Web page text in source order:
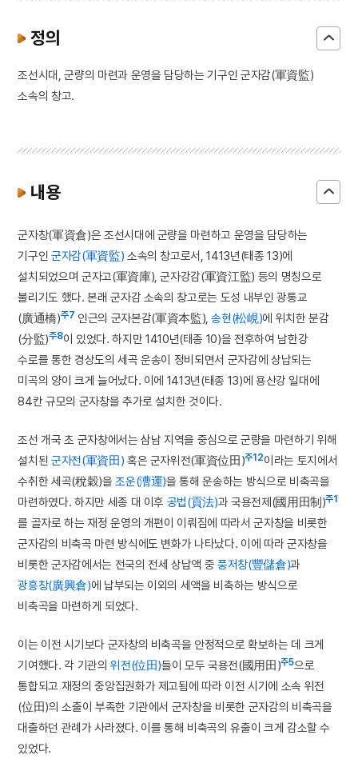
정의
조선시대, 군량의 마련과 운영을 담당하는 기구인 군자감(軍資監)
소속의 창고.
내용
군자창(軍資倉)은 조선시대에 군량을 마련하고 운영을 담당하는
기구인군자감(軍資監) 소속의 창고로서, 1413년(태종 13)에
설치되었으며 군자고(軍資庫), 군자강감(軍資江監) 등의 명칭으로
불리기도 했다. 본래 군자감 소속의 창고로는 도성 내부인 광통교
(廣通橋)주7 인근의 군자본감(軍資本監),송현(松峴)에 위치한 분감
(分監)주8이 있었다. 하지만 1410년(태종 10)을 전후하여 남한강
수로를 통한 경상도의 세곡 운송이 정비되면서 군자감에 상납되는
미곡의 양이 크게 늘어났다. 이에 1413년(태종 13)에 용산강 일대에
84칸 규모의 군자창을 추가로 설치한 것이다.
조선 개국 초 군자창에서는 삼남 지역을 중심으로 군량을 마련하기 위해
설치된군자전(軍資田) 혹은 군자위전(軍資位田)주12이라는 토지에서
수취한 세곡(稅穀)을 조운(漕運)을 통해 운송하는 방식으로 비축곡을
마련하였다. 하지만 세종 대 이후 공법(貢法)과 국용전제(國用田制)주1
를 골자로 하는 재정 운영의 개편이 이뤄짐에 따라서 군자창을 비롯한
군자감의 비축곡 마련 방식에도 변화가 나타났다. 이에 따라 군자창을
비롯한 군자감에서는 전국의 전세 상납액 중풍저창(豐儲倉)과
광흥창(廣興倉)에 납부되는 이외의 세액을 비축하는 방식으로
비축곡을 마련하게 되었다.
이는 이전 시기보다 군자창의 비축곡을 안정적으로 확보하는 데 크게
기여했다. 각 기관의위전(位田)들이 모두 국용전(國用田)주5으로
통합되고 재정의 중앙집권화가 제고됨에 따라 이전 시기에 소속 위전
(位田)의 소출이 부족한 기관에서 군자창을 비롯한 군자감의 비축곡을
대출하던 관례가 사라졌다. 이를 통해 비축곡의 유출이 크게 감소할 수
있었다.